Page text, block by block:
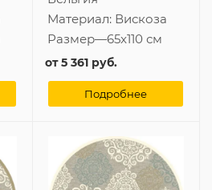
Материал: Вискоза
Размер—65x110 см
от5 361 руб.
Подробнее